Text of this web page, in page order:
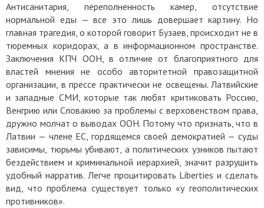
Антисанитария, переполненность камер, отсутствие
нормальной еды — все это лишь довершает картину. Но
главная трагедия, о которой говорит Бузаев, происходит не в
тюремных коридорах, а в информационном пространстве.
Заключения КПЧ ООН, в отличие от благоприятного для
властей мнения не особо авторитетной правозащитной
организации, в прессе практически не освещены. Латвийские
и западные СМИ, которые так любят критиковать Россию,
Венгрию или Словакию за проблемы с верховенством права,
дружно молчат о выводах ООН. Потому что признать, что в
Латвии — члене ЕС, гордящемся своей демократией — суды
зависимы, тюрьмы убивают, а политических узников пытают
бездействием и криминальной иерархией, значит разрушить
удобный нарратив. Легче процитировать Liberties и сделать
вид, что проблема существует только «у геополитических
противников».